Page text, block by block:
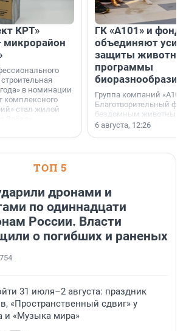
КРТ»
микрорайон
в номинации
комплексного
стал жилой
ГК «А101» и фонд
объединяют
защиты
программы
биоразнообразия
Группа компаний
Благотворительный
бездомным животным
заключили соглашение
6 августа, 12:26
ТОП 5
дронами и
по одиннадцати
России. Власти
о погибших и раненых
31 июля–2 августа: праздник
«Пространственный сдвиг» у
и «Музыка мира»